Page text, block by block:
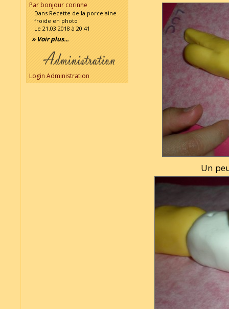
Par bonjour corinne
Dans Recette de la porcelaine
froide en photo
Le 21.03.2018 à 20:41
» Voir plus...
Login Administration
Un